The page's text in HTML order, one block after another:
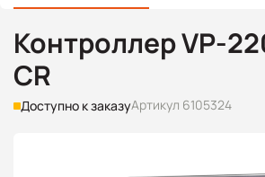
Контроллер VP-
CR
Доступно к заказуАртикул 6105324